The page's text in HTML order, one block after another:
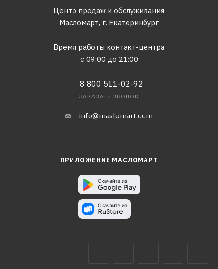
Центр продаж и обслуживания
Масломарт, г. Екатеринбург
Время работы контакт-центра
с 09:00 до 21:00
8 800 511-02-92
ЗАКАЗАТЬ ЗВОНОК
info@maslomart.com
ПРИЛОЖЕНИЕ МАСЛОМАРТ